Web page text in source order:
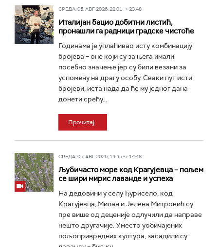
СРЕДА, 05. АВГ 2026, 22:01 -> 23:48
Италијан бацио добитни листић,
пронашли га радници градске чистоће
Годинама је уплаћивао исту комбинацију
бројева – оне који су за њега имали
посебно значење јер су били везани за
успомену на драгу особу. Сваки пут исти
бројеви, иста нада да ће му једног дана
донети срећу...
Прочитај
СРЕДА, 05. АВГ 2026, 14:45 -> 14:48
Љубичасто море код Крагујевца – пољем
се шири мирис лаванде и успеха
На дедовини у селу Ђурисело, код
Крагујевца, Милан и Јелена Митровић су
пре више од деценије одлучили да направе
нешто другачије. Уместо уобичајених
пољопривредних култура, засадили су